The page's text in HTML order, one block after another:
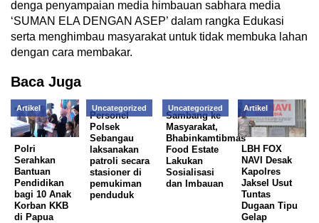
denga penyampaian media himbauan sabhara media
‘SUMAN ELA DENGAN ASEP’ dalam rangka Edukasi
serta menghimbau masyarakat untuk tidak membuka lahan
dengan cara membakar.
Baca Juga
Artikel
Polri
Serahkan
Bantuan
Pendidikan
bagi 10 Anak
Korban KKB
di Papua
Uncategorized
Personel
Polsek
Sebangau
laksanakan
patroli secara
stasioner di
pemukiman
penduduk
Uncategorized
Sambang ke
Masyarakat,
Bhabinkamtibmas
Food Estate
Lakukan
Sosialisasi
dan Imbauan
Artikel
LBH FOX
NAVI Desak
Kapolres
Jaksel Usut
Tuntas
Dugaan Tipu
Gelap